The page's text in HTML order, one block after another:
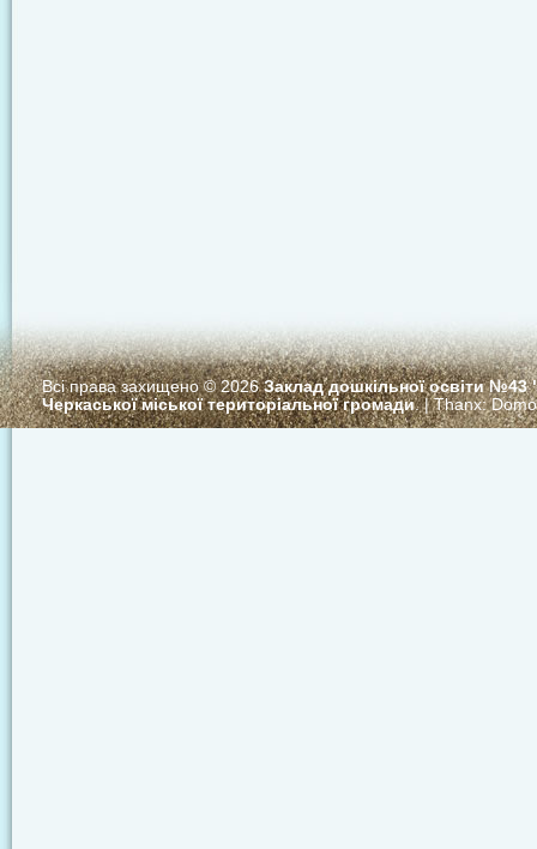
Всі права захищено © 2026Заклад дошкільної освіти
Черкаської міської територіальної громади. | Thanx: